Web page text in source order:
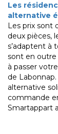
Les
alternative
Les prix sont
deux pièces,
s’adaptent à
sont en outre
à passer
de
alternative
commande
Smartappart